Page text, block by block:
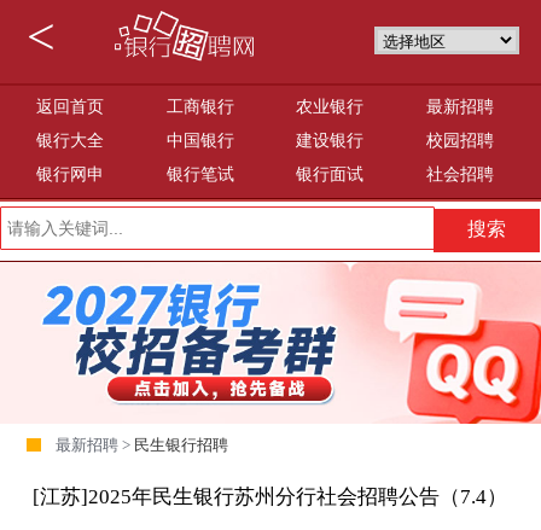
<
返回首页 工商银行 农业银行
最新招聘
银行大全
中国银行 建设银行
校园招聘
银行网申
银行笔试 银行面试 社会招聘
最新招聘 > 民生银行招聘
[江苏]2025年民生银行苏州分行社会招聘公告（7.4）